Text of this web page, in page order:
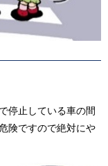
停止している車の間
険ですので絶対にや